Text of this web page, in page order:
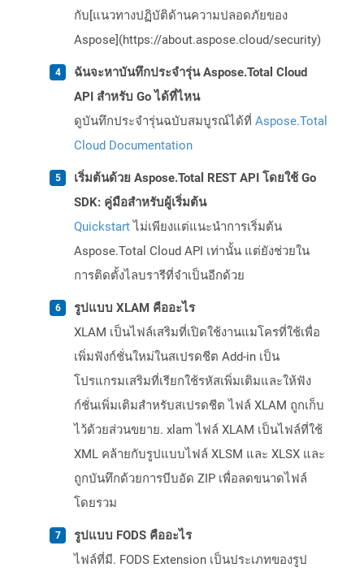
กับ[แนวทางปฏิบัติด้านความปลอดภัยของ
Aspose](https://about.aspose.cloud/security)
ฉันจะหาบันทึกประจำรุ่น Aspose.Total Cloud
API สำหรับ Go ได้ที่ไหน
ดูบันทึกประจำรุ่นฉบับสมบูรณ์ได้ที่ Aspose.Total
Cloud Documentation
เริ่มต้นด้วย Aspose.Total REST API โดยใช้ Go
SDK: คู่มือสำหรับผู้เริ่มต้น
Quickstartไม่เพียงแต่แนะนำการเริ่มต้น
Aspose.Total Cloud API เท่านั้น แต่ยังช่วยใน
การติดตั้งไลบรารีที่จำเป็นอีกด้วย
รูปแบบ XLAM คืออะไร
XLAM เป็นไฟล์เสริมที่เปิดใช้งานแมโครที่ใช้เพื่อ
เพิ่มฟังก์ชั่นใหม่ในสเปรดชีต Add-in เป็น
โปรแกรมเสริมที่เรียกใช้รหัสเพิ่มเติมและให้ฟัง
ก์ชั่นเพิ่มเติมสำหรับสเปรดชีต ไฟล์ XLAM ถูกเก็บ
ไว้ด้วยส่วนขยาย. xlam ไฟล์ XLAM เป็นไฟล์ที่ใช้
XML คล้ายกับรูปแบบไฟล์ XLSM และ XLSX และ
ถูกบันทึกด้วยการบีบอัด ZIP เพื่อลดขนาดไฟล์
โดยรวม
รูปแบบ FODS คืออะไร
ไฟล์ที่มี. FODS Extension เป็นประเภทของรูป